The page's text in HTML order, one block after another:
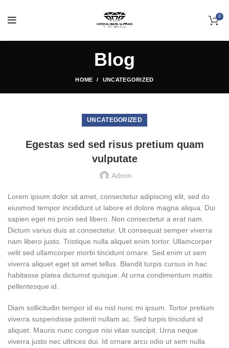
0
Blog
HOME UNCATEGORIZED
UNCATEGORIZED
Egestas sed sed risus pretium quam
vulputate
Admin
Lorem ipsum dolor sit amet, consectetur adipiscing elit, sed do
eiusmod tempor incididunt ut labore et dolore magna aliqua. Dui
sapien eget mi proin sed libero. Non consectetur a erat nam.
Dictum varius duis at consectetur. Ut consequat semper viverra
nam libero justo. Tristique nulla aliquet enim tortor. Ullamcorper
velit sed ullamcorper morbi tincidunt ornare. Sed enim ut sem
viverra aliquet eget sit amet tellus. Blandit turpis cursus in hac
habitasse platea dictumst quisque. At urna condimentum mattis
pellentesque id.
Diam sollicitudin tempor id eu nisl nunc mi ipsum. Tortor pretium
viverra suspendisse potenti nullam ac. Sed turpis tincidunt id
aliquet. Mauris nunc congue nisi vitae suscipit. Urna neque
viverra justo nec ultrices dui. Id ornare arcu odio ut sem nulla